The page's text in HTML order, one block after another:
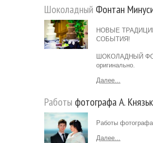
Шоколадный Фонтан
НОВЫЕ
СОБЫТИЯ!
ШОКОЛАДНЫЙ
оригинально.
Далее...
Работы фотографа А.
Работы
Далее...